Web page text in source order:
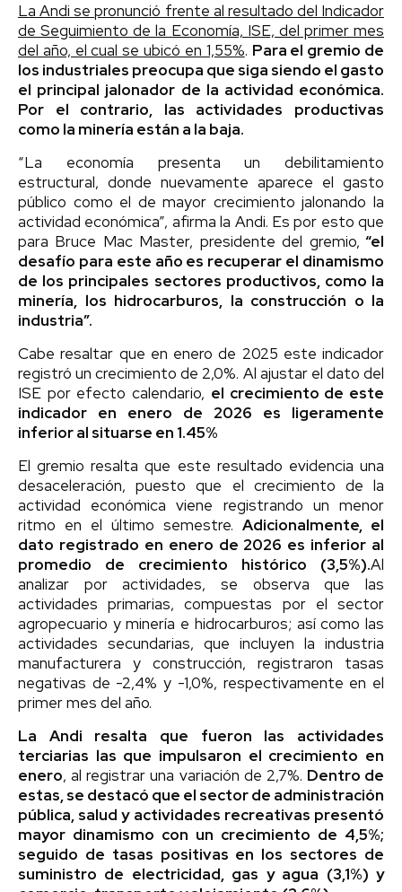
La Andi se pronunció frente al resultado del Indicador
de Seguimiento de la Economía, ISE, del primer mes
del año, el cual se ubicó en 1,55%. Para el gremio de
los industriales preocupa que siga siendo el gasto
el principal jalonador de la actividad económica.
Por el contrario, las actividades productivas
como la minería están a la baja.
“La economía presenta un debilitamiento
estructural, donde nuevamente aparece el gasto
público como el de mayor crecimiento jalonando la
actividad económica”, afirma la Andi. Es por esto que
para Bruce Mac Master, presidente del gremio, “el
desafío para este año es recuperar el dinamismo
de los principales sectores productivos, como la
minería, los hidrocarburos, la construcción o la
industria”.
Cabe resaltar que en enero de 2025 este indicador
registró un crecimiento de 2,0%. Al ajustar el dato del
ISE por efecto calendario, el crecimiento de este
indicador en enero de 2026 es ligeramente
inferior al situarse en 1.45%
El gremio resalta que este resultado evidencia una
desaceleración, puesto que el crecimiento de la
actividad económica viene registrando un menor
ritmo en el último semestre. Adicionalmente, el
dato registrado en enero de 2026 es inferior al
promedio de crecimiento histórico (3,5%).Al
analizar por actividades, se observa que las
actividades primarias, compuestas por el sector
agropecuario y minería e hidrocarburos; así como las
actividades secundarias, que incluyen la industria
manufacturera y construcción, registraron tasas
negativas de -2,4% y -1,0%, respectivamente en el
primer mes del año.
La Andi resalta que fueron las actividades
terciarias las que impulsaron el crecimiento en
enero, al registrar una variación de 2,7%. Dentro de
estas, se destacó que el sector de administración
pública, salud y actividades recreativas presentó
mayor dinamismo con un crecimiento de 4,5%;
seguido de tasas positivas en los sectores de
suministro de electricidad, gas y agua (3,1%) y